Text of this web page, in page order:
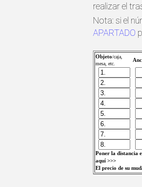
realizar el
Nota: si el
APARTADO
Objeto/caja,
mesa, etc.
Poner la distancia
aquí >>>
El precio de su